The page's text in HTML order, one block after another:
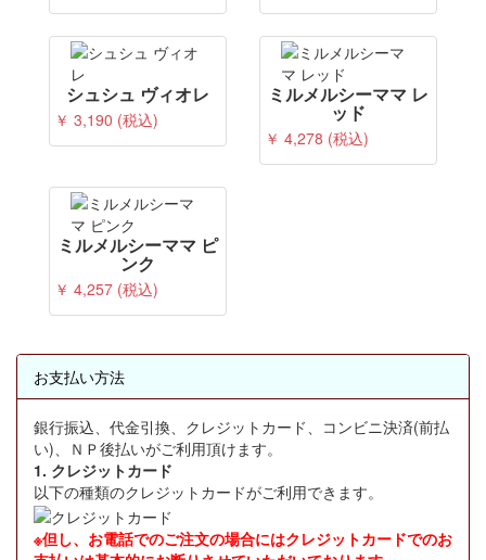
シュシュ ヴィオレ
￥ 3,190 (税込)
ミルメルシーママ レ
ッド
￥ 4,278 (税込)
ミルメルシーママ ピ
ンク
￥ 4,257 (税込)
お支払い方法
銀行振込、代金引換、クレジットカード、コンビニ決済(前払
い)、ＮＰ後払いがご利用頂けます。
1. クレジットカード
以下の種類のクレジットカードがご利用できます。
※但し、お電話でのご注文の場合にはクレジットカードでのお